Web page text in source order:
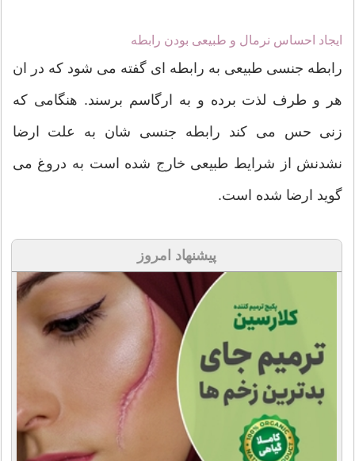
ایجاد احساس نرمال و طبیعی بودن رابطه
رابطه جنسی طبیعی به رابطه ای گفته می شود که در ان
هر و طرف لذت برده و به ارگاسم برسند. هنگامی که
زنی حس می کند رابطه جنسی شان به علت ارضا
نشدنش از شرایط طبیعی خارج شده است به دروغ می
گوید ارضا شده است.
پیشنهاد امروز